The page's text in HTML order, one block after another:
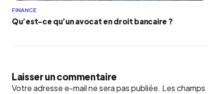
FINANCE
Qu’est-ce qu’un avocat en droit bancaire ?
Laisser un commentaire
Votre adresse e-mail ne sera pas publiée. Les champs